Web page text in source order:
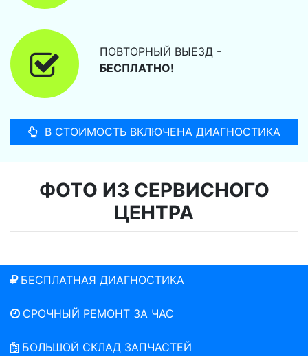
ПОВТОРНЫЙ ВЫЕЗД -
БЕСПЛАТНО!
В СТОИМОСТЬ ВКЛЮЧЕНА ДИАГНОСТИКА
ФОТО ИЗ СЕРВИСНОГО
ЦЕНТРА
БЕСПЛАТНАЯ ДИАГНОСТИКА
СРОЧНЫЙ РЕМОНТ ЗА ЧАС
БОЛЬШОЙ СКЛАД ЗАПЧАСТЕЙ